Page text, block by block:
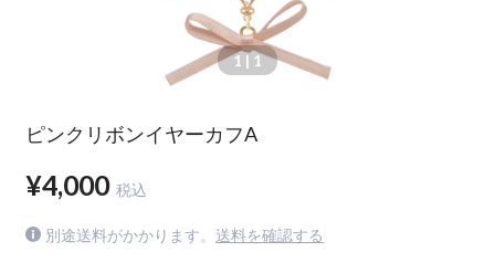
1 | 1
ピンクリボンイヤーカフA
¥4,000 税込
別途送料がかかります。 送料を確認する